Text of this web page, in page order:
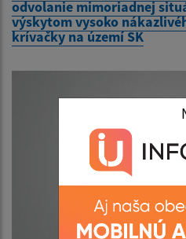
odvolanie mimoriadnej
výskytom vysoko
krívačky na území SK